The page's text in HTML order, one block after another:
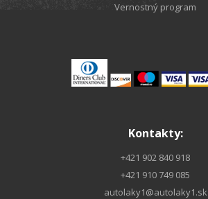
Vernostný program
Kontakty:
+421 902 840 918
+421 910 749 085
autolaky1@autolaky1.sk